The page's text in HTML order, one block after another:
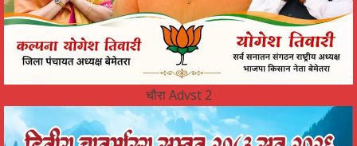
चौरा Advst 2